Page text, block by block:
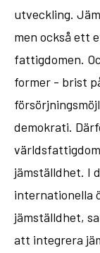
utveckling.
men också ett
fattigdomen.
former - brist
demokrati.
jämställdhet. I
internationella
jämställdhet,
att integrera